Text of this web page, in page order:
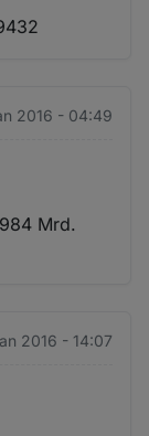
2016 - 04:49
Mrd.
2016 - 14:07